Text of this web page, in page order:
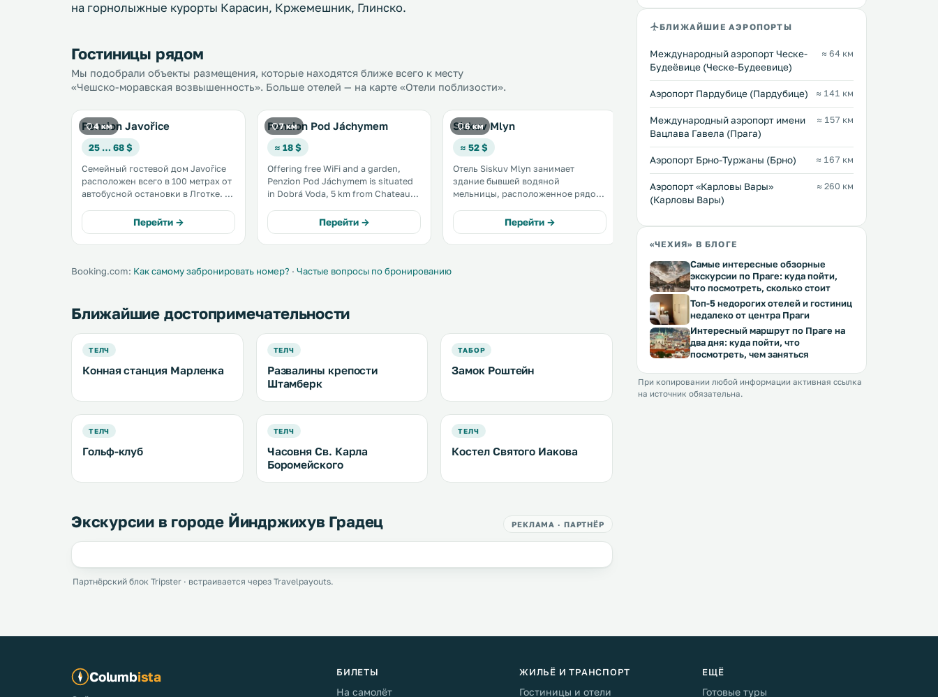
на горнолыжные курорты Карасин, Кржемешник, Глинско.
Гостиницы рядом
Мы подобрали объекты размещения, которые находятся ближе всего к месту
«Чешско-моравская возвышенность». Больше отелей — на карте «Отели поблизости».
4 км
Penzion Javořice
25 … 68 $
Семейный гостевой дом Javořice
расположен всего в 100 метрах от
автобусной остановки в Лготке. К
комнатой, оформленный в
загородном стиле ресторан и
бесплатный Wi-Fi. .
Перейти →
7 км
Penzion Pod Jáchymem
≈ 18 $
Offering free WiFi and a garden,
Penzion Pod Jáchymem is situated
in Dobrá Voda, 5 km from Chateau
from the property. Pension is
located in Geopark Vysočina. Free
private parking is available on site. .
Перейти →
6 км
Siskuv Mlyn
≈ 52 $
Отель Siskuv Mlyn занимает
здание бывшей водяной
мельницы, расположенное рядом
курорта города Tелч, всего в 5 км
от его центра, внесенного в
список всемирного наследия
Перейти →
9 км
Penzion U Suchánků
≈ 37 $
В гостевом доме U Suchánků,
расположенном в центре города
Горни-Церекев, к услугам гостей
крытый тир, дорожка для
чешских ресторанах вы можете
отведать дичь и блюда местной
бесплатный WiFi. .
7 км
Resort Svata Katerina
35 … 125 $
находится в тихом месте,
автомобилей. В распоряжении
гостей спа-салон
и ароматической баней. .
Booking.com: Как самому забронировать номер? · Частые вопросы по бронированию
Ближайшие достопримечательности
ТЕЛЧ
Конная станция Марленка
ТЕЛЧ
Развалины крепости
Штамберк
ТАБОР
Замок Роштейн
ТЕЛЧ
Гольф-клуб
ТЕЛЧ
Часовня Св. Карла
Боромейского
ТЕЛЧ
Костел Святого Иакова
Экскурсии в городе Йиндржихув Градец РЕКЛАМА · ПАРТНЁР
Партнёрский блок Tripster · встраивается через Travelpayouts.
БЛИЖАЙШИЕ АЭРОПОРТЫ
Международный аэропорт Ческе-
Будеёвице (Ческе-Будеевице)
≈ 64 км
Аэропорт Пардубице (Пардубице) ≈ 141 км
Международный аэропорт имени
Вацлава Гавела (Прага)
≈ 157 км
Аэропорт Брно-Туржаны (Брно) ≈ 167 км
Аэропорт «Карловы Вары»
(Карловы Вары)
≈ 260 км
«ЧЕХИЯ» В БЛОГЕ
Самые интересные обзорные
экскурсии по Праге: куда пойти,
что посмотреть, сколько стоит
Топ-5 недорогих отелей и гостиниц
недалеко от центра Праги
Интересный маршрут по Праге на
два дня: куда пойти, что
посмотреть, чем заняться
При копировании любой информации активная ссылка
на источник обязательна.
Columbista БИЛЕТЫ
На самолёт
ЖИЛЬЁ И ТРАНСПОРТ
Гостиницы и отели
ЕЩЁ
Готовые туры